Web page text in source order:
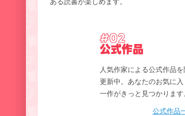
#02
公式作品
人気作家による公式作品
更新中。あなたのお気に
一作がきっと見つかります。
公式作品